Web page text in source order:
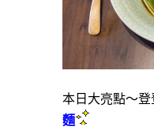
本日大亮點～
麵